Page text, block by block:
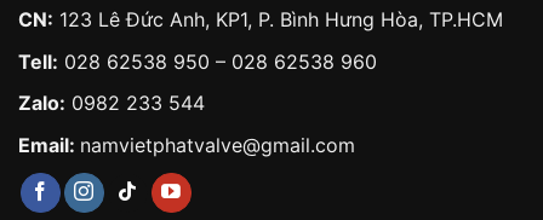
CN: 123 Lê Đức Anh, KP1, P. Bình Hưng Hòa, TP.HCM
Tell: 028 62538 950 – 028 62538 960
Zalo: 0982 233 544
Email: namvietphatvalve@gmail.com